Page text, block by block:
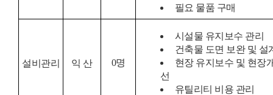
필요 물품 구매
설비관리 익 산 0명
시설물 유지보수 관리
건축물 도면 보완 및 설
현장 유지보수 및 현장
선
유틸리티 비용 관리